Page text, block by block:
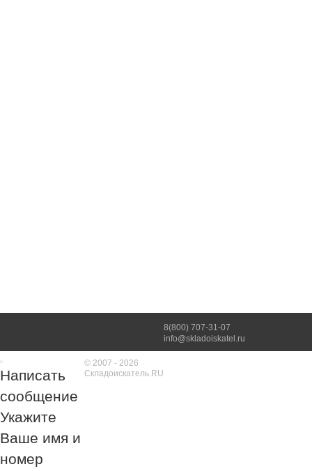
8(800) 707-31-07
info@skladoiskatel.ru
© 2007 - 2026
Складоискатель.RU
Написать
сообщение
Укажите
Ваше имя и
номер